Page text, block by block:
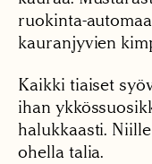
ruokinta-
kauranjyvien
Kaikki tiaiset
ihan
halukkaasti.
ohella talia.